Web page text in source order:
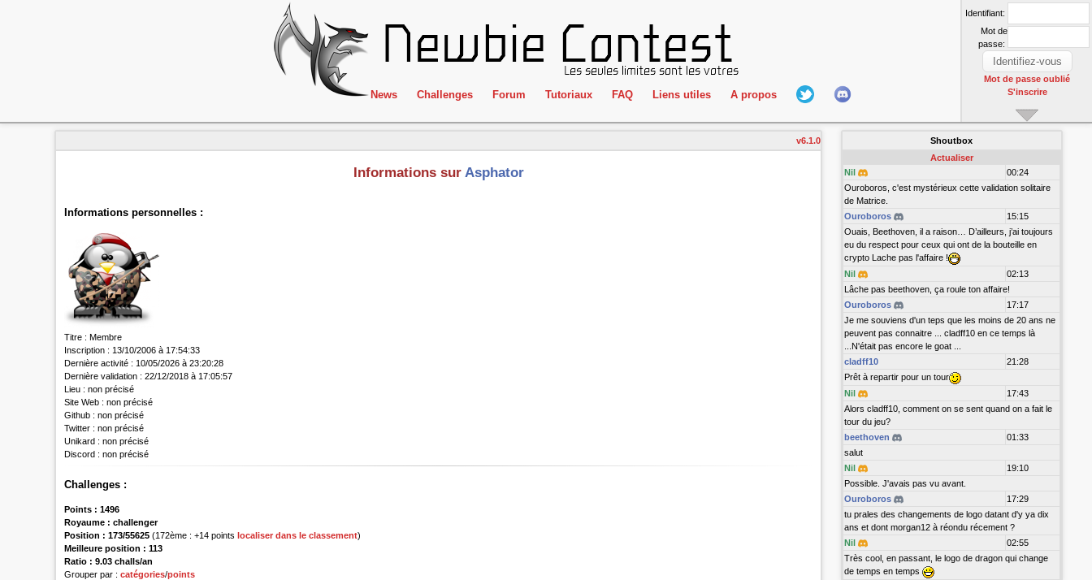
News Challenges
ClientSide
Forensics
Forum Tutoriaux FAQ Liens utiles
IRC
Newbie Connect
A propos
L'équipe
Hall Of Fame
Identifiant:
Mot de
passe:
Mot de passe oublié
S'inscrire
v6.1.0
Informations sur Asphator
Informations personnelles :
Titre : Membre
Inscription : 13/10/2006 à 17:54:33
Dernière activité : 10/05/2026 à 23:20:28
Dernière validation : 22/12/2018 à 17:05:57
Lieu : non précisé
Site Web : non précisé
Github : non précisé
Twitter : non précisé
Unikard : non précisé
Discord : non précisé
Challenges :
Points : 1496
Royaume : challenger
Position : 173/55625(172ème : +14 pointslocaliser dans le classement)
Meilleure position : 113
Ratio : 9.03 challs/an
Grouper par :catégories/points
Shoutbox
Actualiser
Nil
00:24
Ouroboros, c'est mystérieux cette validation solitaire
de Matrice.
Ouroboros
15:15
Ouais, Beethoven, il a raison… D’ailleurs, j’ai toujours
eu du respect pour ceux qui ont de la bouteille en
crypto Lache pas l'affaire !
Nil
02:13
Lâche pas beethoven, ça roule ton affaire!
Ouroboros
17:17
Je me souviens d'un teps que les moins de 20 ans ne
peuvent pas connaitre ... cladff10 en ce temps là
...N'était pas encore le goat ...
cladff10
21:28
Prêt à repartir pour un tour
Nil
17:43
Alors cladff10, comment on se sent quand on a fait le
tour du jeu?
beethoven
01:33
salut
Nil
19:10
Possible. J'avais pas vu avant.
Ouroboros
17:29
tu prales des changements de logo datant d'y ya dix
ans et dont morgan12 à réondu récement ?
Nil
02:55
Très cool, en passant, le logo de dragon qui change
de temps en temps